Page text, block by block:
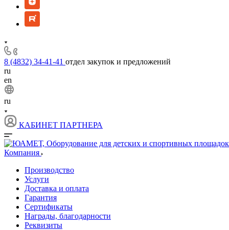
8 (4832) 34-41-41 отдел закупок и предложений
ru
en
ru
КАБИНЕТ ПАРТНЕРА
Компания
Производство
Услуги
Доставка и оплата
Гарантия
Сертификаты
Награды, благодарности
Реквизиты